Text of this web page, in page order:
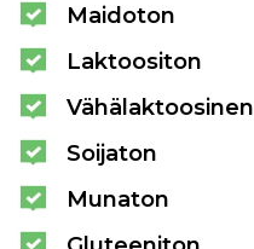
Maidoton
Laktoositon
Vähälaktoosinen
Soijaton
Munaton